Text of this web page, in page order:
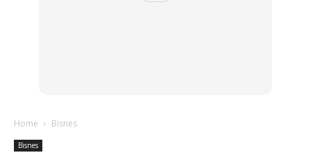
Home Bisnes
Bisnes